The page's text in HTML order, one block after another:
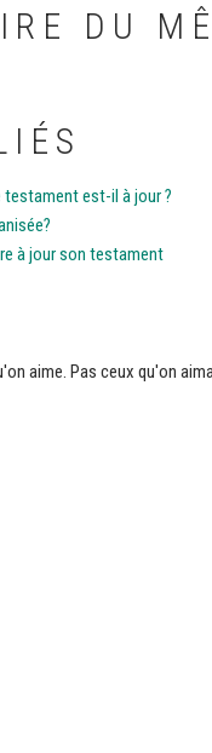
DU
testament est-il à jour ?
à jour son testament
aime. Pas ceux qu'on